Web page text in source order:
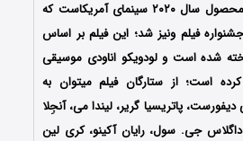
به کارگردانی کلویی ژائو محصول سال ۲۰۲۰ سینمای آمریکاست که
فیلم ونیز شد؛ این فیلم بر اساس
شده است و لودویکو اناودی موسیقی
است؛ از ستارگان فیلم میتوان به
پاتریسیا گریر، لیندا می، آنجِلا
جی. سول، رایان آکینو، کری لین